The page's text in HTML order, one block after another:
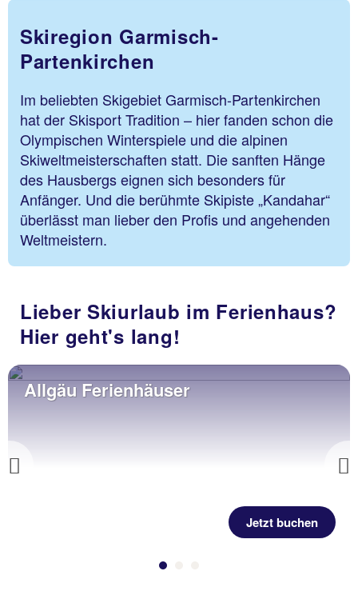
Skiregion Garmisch-
Partenkirchen
Im beliebten Skigebiet Garmisch-Partenkirchen
hat der Skisport Tradition – hier fanden schon die
Olympischen Winterspiele und die alpinen
Skiweltmeisterschaften statt. Die sanften Hänge
des Hausbergs eignen sich besonders für
Anfänger. Und die berühmte Skipiste „Kandahar“
überlässt man lieber den Profis und angehenden
Weltmeistern.
Lieber Skiurlaub im Ferienhaus?
Hier geht's lang!
Previous
Allgäu Ferienhäuser
Jetzt buchen